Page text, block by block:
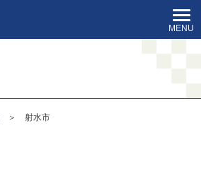
MENU
＞ 射水市